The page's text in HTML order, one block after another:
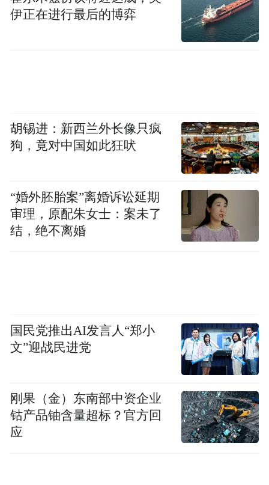
伊正在进行最后的博弈
胡锡进：新西兰外长像只疯
狗，竟对中国如此狂吠
“婚外胚胎案”离婚诉讼延期
审理，原配朱女士：案未了
结，绝不离婚
国民党推出AI发言人“郑小
文”迎战民进党
刚果（金）东南部中资企业
钴产品铀含量超标？官方回
应